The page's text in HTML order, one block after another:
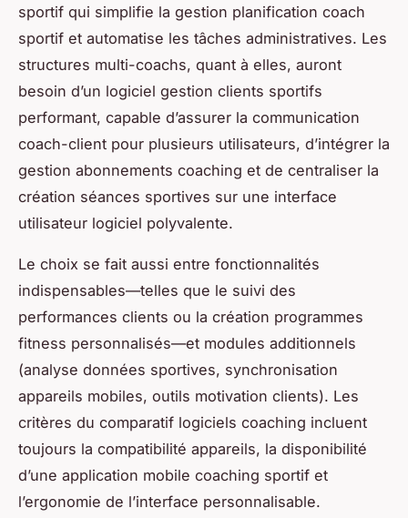
sportif qui simplifie la gestion planification coach
sportif et automatise les tâches administratives. Les
structures multi-coachs, quant à elles, auront
besoin d’un logiciel gestion clients sportifs
performant, capable d’assurer la communication
coach-client pour plusieurs utilisateurs, d’intégrer la
gestion abonnements coaching et de centraliser la
création séances sportives sur une interface
utilisateur logiciel polyvalente.
Le choix se fait aussi entre fonctionnalités
indispensables—telles que le suivi des
performances clients ou la création programmes
fitness personnalisés—et modules additionnels
(analyse données sportives, synchronisation
appareils mobiles, outils motivation clients). Les
critères du comparatif logiciels coaching incluent
toujours la compatibilité appareils, la disponibilité
d’une application mobile coaching sportif et
l’ergonomie de l’interface personnalisable.